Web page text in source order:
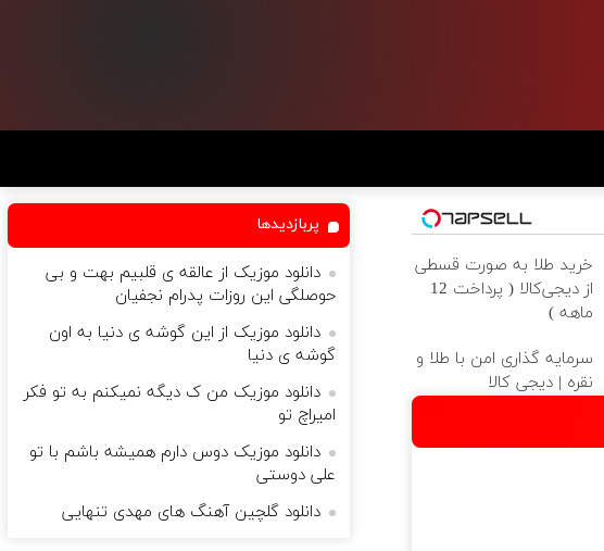
خرید طلا به صورت قسطی
از دیجی‌کالا ( پرداخت 12
ماهه )
سرمایه گذاری امن با طلا و
نقره | دیجی کالا
پربازدیدها
دانلود موزیک از عالقه ی قلبیم بهت و بی
حوصلگی این روزات پدرام نجفیان
دانلود موزیک از این گوشه ی دنیا به اون
گوشه ی دنیا
دانلود موزیک من ک دیگه نمیکنم به تو فکر
امیراچ تو
دانلود موزیک دوس دارم ھمیشه باشم با تو
علی دوستی
دانلود گلچین آهنگ های مهدی تنهایی